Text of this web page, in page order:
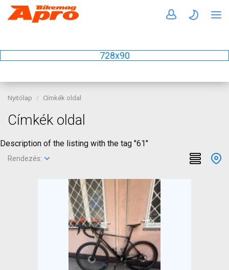
728x90
Nyitólap Címkék oldal
Címkék oldal
Description of the listing with the tag "61"
Rendezés: